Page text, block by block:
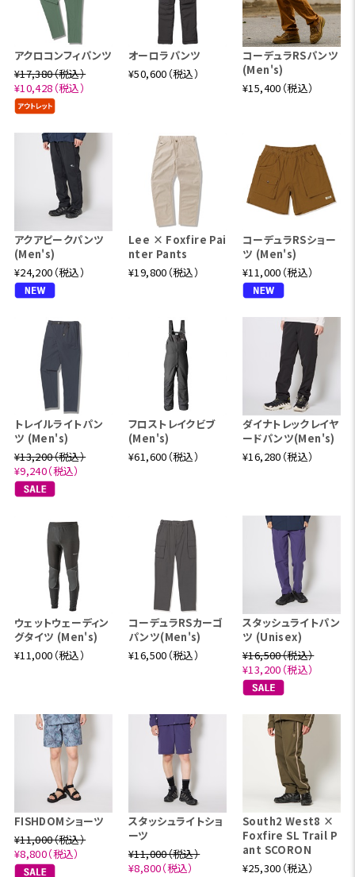
アクロコンフィパンツ
¥17,380（税込）
¥10,428（税込）
オーロラパンツ
¥50,600（税込）
コーデュラRSパンツ
(Men's)
¥15,400（税込）
アクアピークパンツ
(Men's)
¥24,200（税込）
Lee × Foxfire Pai
nter Pants
¥19,800（税込）
コーデュラRSショー
ツ (Men's)
¥11,000（税込）
トレイルライトパン
ツ (Men's)
¥13,200（税込）
¥9,240（税込）
フロストレイクビブ
(Men's)
¥61,600（税込）
ダイナトレックレイヤ
ードパンツ(Men's)
¥16,280（税込）
ウェットウェーディン
グタイツ (Men's)
¥11,000（税込）
コーデュラRSカーゴ
パンツ(Men's)
¥16,500（税込）
スタッシュライトパン
ツ (Unisex)
¥16,500（税込）
¥13,200（税込）
FISHDOMショーツ
¥11,000（税込）
¥8,800（税込）
スタッシュライトショ
ーツ
¥11,000（税込）
¥8,800（税込）
South2 West8 ×
Foxfire SL Trail P
ant SCORON
¥25,300（税込）